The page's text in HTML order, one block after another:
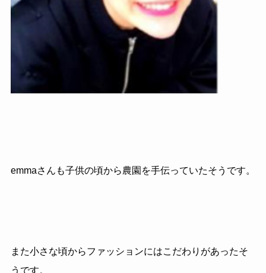
emmaさんも子供の頃から農園を手伝っていたそうです。
また小さな頃からファッションにはこだわりがあったそ
うです。